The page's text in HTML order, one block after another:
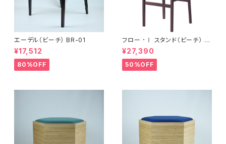
エーデル（ビーチ） BR-01
¥17,512
80%OFF
フロー ･Ⅰ スタンド（ビーチ） B
R
¥27,390
50%OFF